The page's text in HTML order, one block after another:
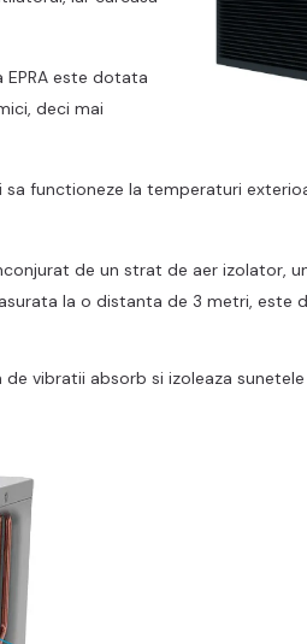
este dotata
deci mai
functioneze la temperaturi
de un strat de aer izolator,
la o distanta de 3 metri, este
vibratii absorb si izoleaza